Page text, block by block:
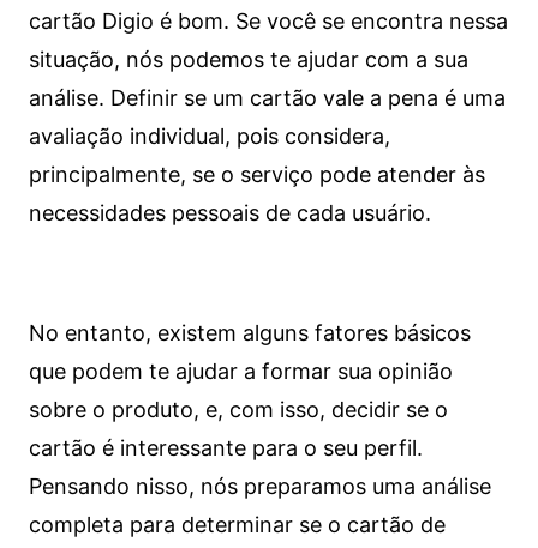
cartão Digio é bom. Se você se encontra nessa
situação, nós podemos te ajudar com a sua
análise. Definir se um cartão vale a pena é uma
avaliação individual, pois considera,
principalmente, se o serviço pode atender às
necessidades pessoais de cada usuário.
No entanto, existem alguns fatores básicos
que podem te ajudar a formar sua opinião
sobre o produto, e, com isso, decidir se o
cartão é interessante para o seu perfil.
Pensando nisso, nós preparamos uma análise
completa para determinar se o cartão de